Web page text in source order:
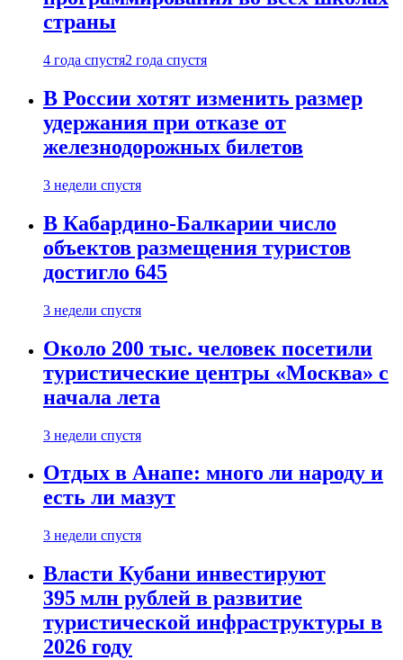
страны
4 года спустя2 года спустя
В России хотят изменить размер
удержания при отказе от
железнодорожных билетов
3 недели спустя
В Кабардино-Балкарии число
объектов размещения туристов
достигло 645
3 недели спустя
Около 200 тыс. человек посетили
туристические центры «Москва» с
начала лета
3 недели спустя
Отдых в Анапе: много ли народу и
есть ли мазут
3 недели спустя
Власти Кубани инвестируют
395 млн рублей в развитие
туристической инфраструктуры в
2026 году